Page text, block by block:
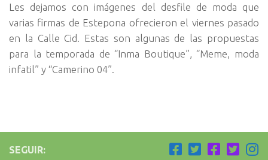
Les dejamos con imágenes del desfile de moda que
varias firmas de Estepona ofrecieron el viernes pasado
en la Calle Cid. Estas son algunas de las propuestas
para la temporada de “Inma Boutique”, “Meme, moda
infatil” y “Camerino 04”.
SEGUIR: